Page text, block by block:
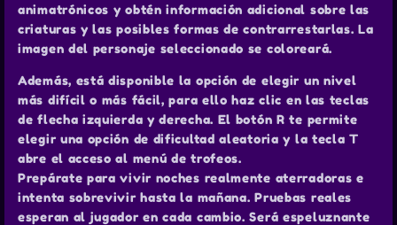
animatrónicos y obtén información adicional sobre las
criaturas y las posibles formas de contrarrestarlas. La
imagen del personaje seleccionado se coloreará.
Además, está disponible la opción de elegir un nivel
más difícil o más fácil, para ello haz clic en las teclas
de flecha izquierda y derecha. El botón R te permite
elegir una opción de dificultad aleatoria y la tecla T
abre el acceso al menú de trofeos.
Prepárate para vivir noches realmente aterradoras e
intenta sobrevivir hasta la mañana. Pruebas reales
esperan al jugador en cada cambio. Será espeluznante